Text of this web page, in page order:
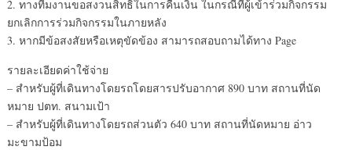
2. ทางทีมงานขอสงวนสิทธิในการคืนเงิน ในกรณีที่ผู้เข้าร่วมกิจกรรม
ยกเลิกการร่วมกิจกรรมในภายหลัง
3. หากมีข้อสงสัยหรือเหตุขัดข้อง สามารถสอบถามได้ทาง Page
รายละเอียดค่าใช้จ่าย
– สำหรับผู้ที่เดินทางโดยรถโดยสารปรับอากาศ 890 บาท สถานที่นัด
หมาย ปตท. สนามเป้า
– สำหรับผู้ที่เดินทางโดยรถส่วนตัว 640 บาท สถานที่นัดหมาย อ่าว
มะขามป้อม